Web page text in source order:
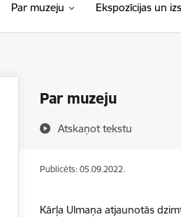
Par muzeju Ekspozīcijas un
Par muzeju
Atskaņot tekstu
Publicēts: 05.09.2022.
Kārļa Ulmaņa atjaunotās